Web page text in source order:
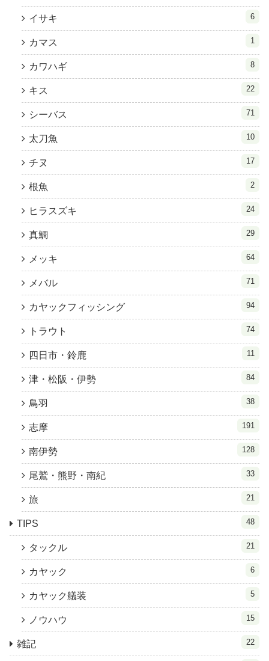
イサキ 6
カマス 1
カワハギ 8
キス 22
シーバス 71
太刀魚 10
チヌ 17
根魚 2
ヒラスズキ 24
真鯛 29
メッキ 64
メバル 71
カヤックフィッシング 94
トラウト 74
四日市・鈴鹿 11
津・松阪・伊勢 84
鳥羽 38
志摩 191
南伊勢 128
尾鷲・熊野・南紀 33
旅 21
TIPS 48
タックル 21
カヤック 6
カヤック艤装 5
ノウハウ 15
雑記 22